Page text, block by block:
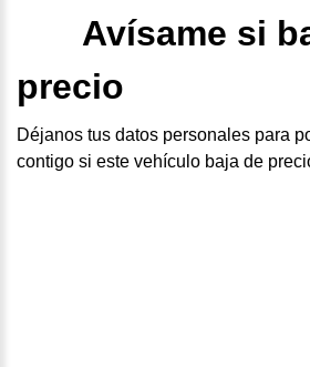
Avísame si
precio
Déjanos tus datos personales para
contigo si este vehículo baja de